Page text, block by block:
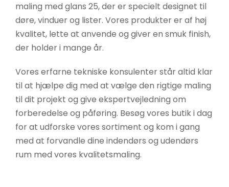
maling med glans 25, der er specielt designet til
døre, vinduer og lister. Vores produkter er af høj
kvalitet, lette at anvende og giver en smuk finish,
der holder i mange år.
Vores erfarne tekniske konsulenter står altid klar
til at hjælpe dig med at vælge den rigtige maling
til dit projekt og give ekspertvejledning om
forberedelse og påføring. Besøg vores butik i dag
for at udforske vores sortiment og kom i gang
med at forvandle dine indendørs og udendørs
rum med vores kvalitetsmaling.